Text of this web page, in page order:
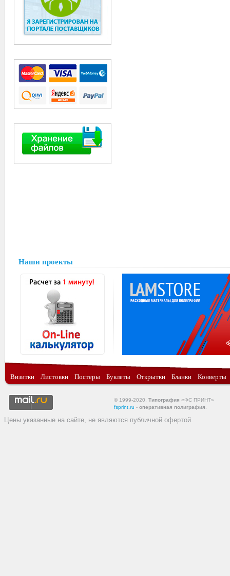
Наши проекты
Визитки Листовки Постеры Буклеты Открытки Бланки Конверты
© 1999-2020, Типография «ФС ПРИНТ»
fsprint.ru - оперативная полиграфия
Цены указанные на сайте, не являются публичной офертой.